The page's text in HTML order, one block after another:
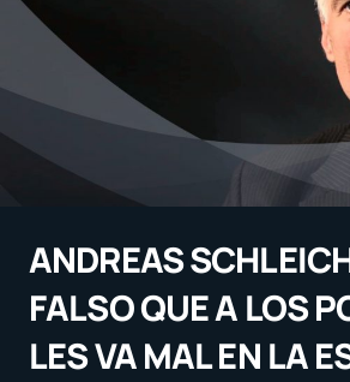
ANDREAS
FALSO QUE A LOS
LES VA MAL EN LA